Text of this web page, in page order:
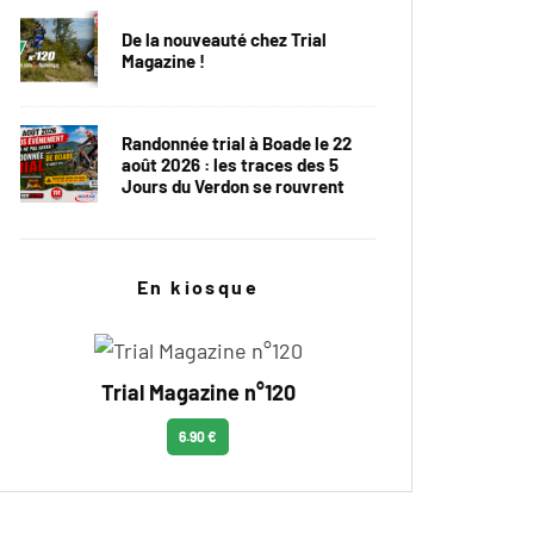
De la nouveauté chez Trial
Magazine !
Randonnée trial à Boade le 22
août 2026 : les traces des 5
Jours du Verdon se rouvrent
En kiosque
Trial Magazine n°120
6.90 €